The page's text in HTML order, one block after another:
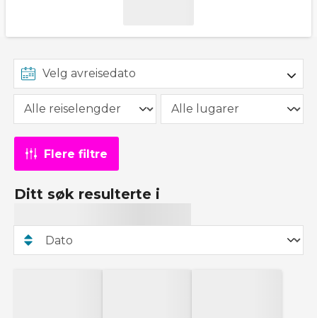
Flere filtre
Ditt søk resulterte i